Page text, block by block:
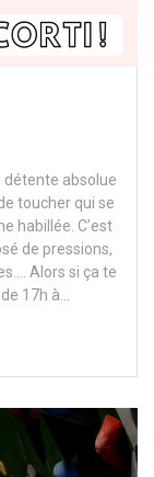
détente absolue
toucher qui se
habillée. C’est
de pressions,
Alors si ça te
17h à…